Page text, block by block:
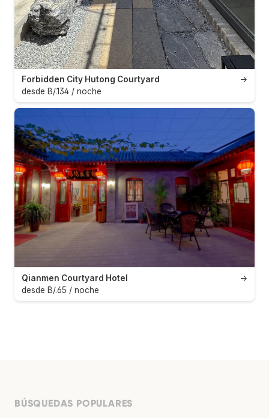
→
Forbidden City Hutong Courtyard
desde B/.134 / noche
→
Qianmen Courtyard Hotel
desde B/.65 / noche
BÚSQUEDAS POPULARES